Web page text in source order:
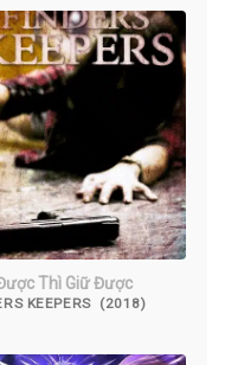
Thì Giữ Được
KEEPERS (2018)